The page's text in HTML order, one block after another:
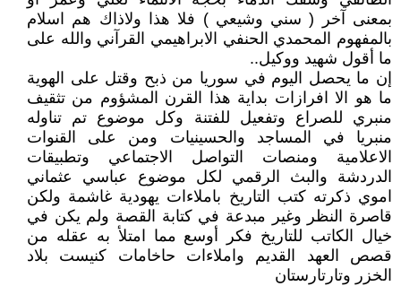
بمعنى آخر ( سني وشيعي ) فلا هذا ولاذاك هم اسلام
بالمفهوم المحمدي الحنفي الابراهيمي القرآني والله على
ما أقول شهيد ووكيل..
إن ما يحصل اليوم في سوريا من ذبح وقتل على الهوية
ما هو الا افرازات بداية هذا القرن المشؤوم من تثقيف
منبري للصراع وتفعيل للفتنة وكل موضوع تم تناوله
منبريا في المساجد والحسينيات ومن على القنوات
الاعلامية ومنصات التواصل الاجتماعي وتطبيقات
الدردشة والبث الرقمي لكل موضوع عباسي عثماني
اموي ذكرته كتب التاريخ باملاءات يهودية غاشمة ولكن
قاصرة النظر وغير مبدعة في كتابة القصة ولم يكن في
خيال الكاتب للتاريخ فكر أوسع مما امتلأ به عقله من
قصص العهد القديم واملاءات حاخامات كنيست بلاد
الخزر وتارتارستان